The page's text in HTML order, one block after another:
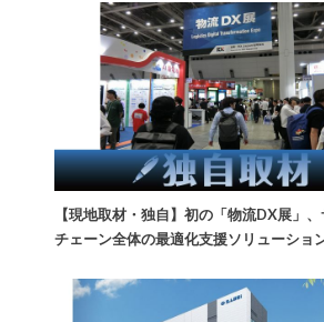
【現地取材・独自】初の「物流DX展」
チェーン全体の最適化支援ソリューショ